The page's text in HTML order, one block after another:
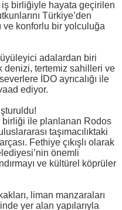
birliğiyle hayata geçirilen
Türkiye’den
ve konforlu bir yolculuğa
adalardan biri
denizi, tertemiz sahilleri ve
İDO ayrıcalığı ile
ediyor.
ile planlanan Rodos
taşımacılıktaki
Fethiye çıkışlı olarak
önemli
ve kültürel köprüler
liman manzaraları
yer alan yapılarıyla